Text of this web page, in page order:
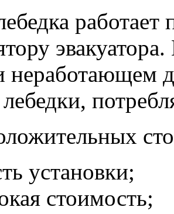
неработающем
установки;
стоимость;